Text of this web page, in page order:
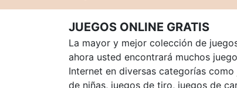
JUEGOS ONLINE GRATIS
La mayor y mejor colección de
ahora usted encontrará muchos
Internet en diversas categorías
de niñas, juegos de tiro, juegos de